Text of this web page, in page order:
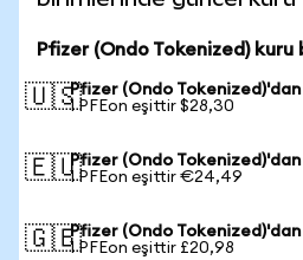
Pfizer (Ondo Tokenized)
🇺🇸Pfizer (Ondo
1 PFEon eşittir $28,30
🇪🇺Pfizer (Ondo Tokenized)'dan
1 PFEon eşittir €24,49
🇬🇧Pfizer (Ondo
1 PFEon eşittir £20,98